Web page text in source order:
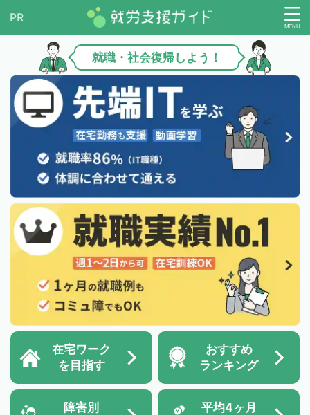
就職・社会復帰しよう！
在宅ワーク
を目指す
おすすめ
ランキング
障害別
平均4ヶ月